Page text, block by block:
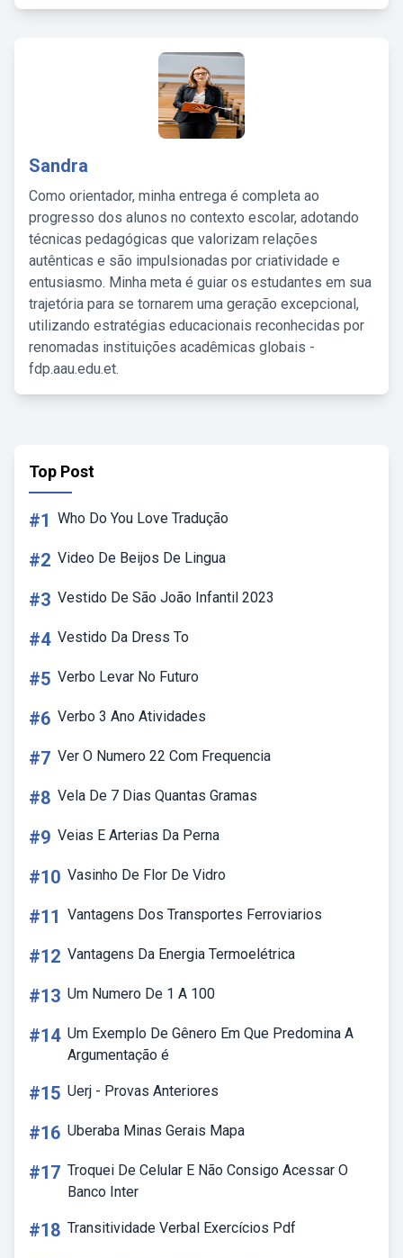
Sandra
Como orientador, minha entrega é completa ao
progresso dos alunos no contexto escolar, adotando
técnicas pedagógicas que valorizam relações
autênticas e são impulsionadas por criatividade e
entusiasmo. Minha meta é guiar os estudantes em sua
trajetória para se tornarem uma geração excepcional,
utilizando estratégias educacionais reconhecidas por
renomadas instituições acadêmicas globais -
fdp.aau.edu.et.
Top Post
#1 Who Do You Love Tradução
#2 Video De Beijos De Lingua
#3 Vestido De São João Infantil 2023
#4 Vestido Da Dress To
#5 Verbo Levar No Futuro
#6 Verbo 3 Ano Atividades
#7 Ver O Numero 22 Com Frequencia
#8 Vela De 7 Dias Quantas Gramas
#9 Veias E Arterias Da Perna
#10 Vasinho De Flor De Vidro
#11 Vantagens Dos Transportes Ferroviarios
#12 Vantagens Da Energia Termoelétrica
#13 Um Numero De 1 A 100
#14 Um Exemplo De Gênero Em Que Predomina A
Argumentação é
#15 Uerj - Provas Anteriores
#16 Uberaba Minas Gerais Mapa
#17 Troquei De Celular E Não Consigo Acessar O
Banco Inter
#18 Transitividade Verbal Exercícios Pdf